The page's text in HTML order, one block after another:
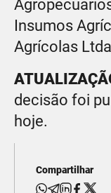
Insumos
Agrícolas
decisão foi
hoje.
Compartilhar